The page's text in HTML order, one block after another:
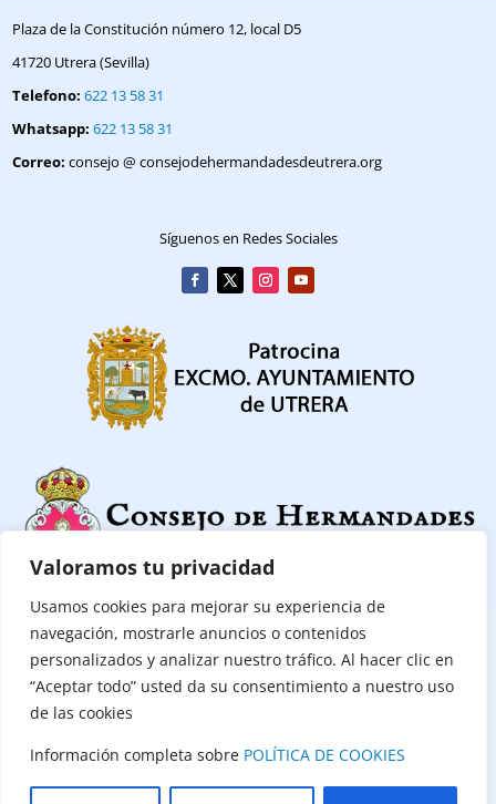
Valoramos tu privacidad
Usamos cookies para mejorar su experiencia de
navegación, mostrarle anuncios o contenidos
personalizados y analizar nuestro tráfico. Al hacer clic en
“Aceptar todo” usted da su consentimiento a nuestro uso
de las cookies
Información completa sobre POLÍTICA DE COOKIES
Plaza de la Constitución número 12, local D5
41720 Utrera (Sevilla)
Telefono: 622 13 58 31
Whatsapp: 622 13 58 31
Correo: consejo @ consejodehermandadesdeutrera.org
Síguenos en Redes Sociales
CONTACTAR |POLITICA DE PRIVACIDAD|POLÍTICA DE COOKIES
(C) Consejo de Hermandades y Cofradías de Utrera 2026
Diseño Web:Mercurio Estudios